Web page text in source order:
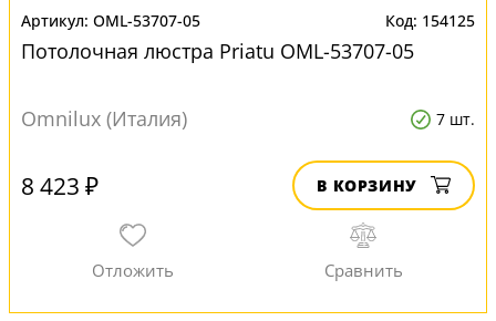
OML-53707-05 154125
Потолочная люстра Priatu OML-53707-05
Omnilux (Италия) 7 шт.
8 423 ₽ В КОРЗИНУ